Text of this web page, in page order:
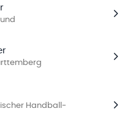
Handball-